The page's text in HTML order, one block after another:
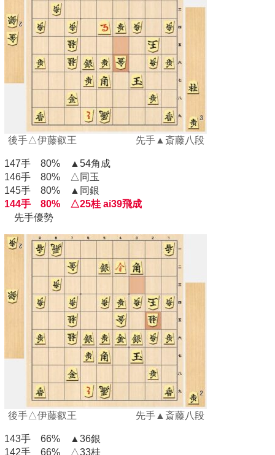
後手△伊藤叡王 先手▲斎藤八段
147手 80% ▲54角成
146手 80% △同玉
145手 80% ▲同銀
144手 80% △25桂 ai39飛成
先手優勢
後手△伊藤叡王 先手▲斎藤八段
143手 66% ▲36銀
142手 66% △33桂